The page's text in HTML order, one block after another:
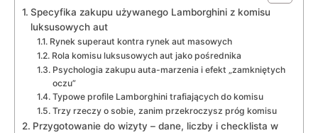
Specyfika zakupu używanego Lamborghini z komisu
luksusowych aut
Rynek superaut kontra rynek aut masowych
Rola komisu luksusowych aut jako pośrednika
Psychologia zakupu auta-marzenia i efekt „zamkniętych
oczu”
Typowe profile Lamborghini trafiających do komisu
Trzy rzeczy o sobie, zanim przekroczysz próg komisu
Przygotowanie do wizyty – dane, liczby i checklista w